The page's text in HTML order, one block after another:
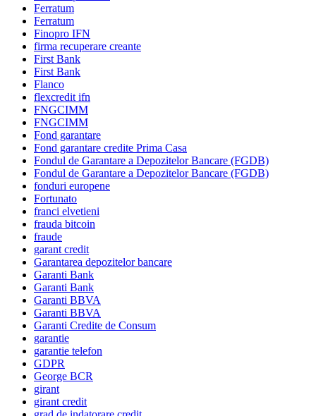
Ferratum
Ferratum
Finopro IFN
firma recuperare creante
First Bank
First Bank
Flanco
flexcredit ifn
FNGCIMM
FNGCIMM
Fond garantare
Fond garantare credite Prima Casa
Fondul de Garantare a Depozitelor Bancare (FGDB)
Fondul de Garantare a Depozitelor Bancare (FGDB)
fonduri europene
Fortunato
franci elvetieni
frauda bitcoin
fraude
garant credit
Garantarea depozitelor bancare
Garanti Bank
Garanti Bank
Garanti BBVA
Garanti BBVA
Garanti Credite de Consum
garantie
garantie telefon
GDPR
George BCR
girant
girant credit